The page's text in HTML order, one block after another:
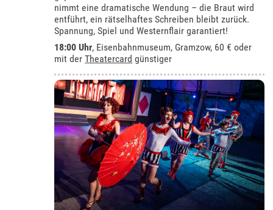
nimmt eine dramatische Wendung – die Braut wird
entführt, ein rätselhaftes Schreiben bleibt zurück.
Spannung, Spiel und Westernflair garantiert!
18:00 Uhr, Eisenbahnmuseum, Gramzow, 60 € oder
mit derTheatercard günstiger